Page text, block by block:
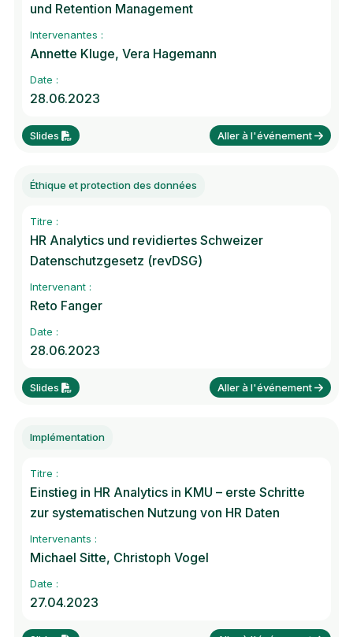
und Retention Management
Intervenantes :
Annette Kluge, Vera Hagemann
Date :
28.06.2023
Slides Aller à l'événement
Éthique et protection des données
Titre :
HR Analytics und revidiertes Schweizer
Datenschutzgesetz (revDSG)
Intervenant :
Reto Fanger
Date :
28.06.2023
Slides Aller à l'événement
Implémentation
Titre :
Einstieg in HR Analytics in KMU – erste Schritte
zur systematischen Nutzung von HR Daten
Intervenants :
Michael Sitte, Christoph Vogel
Date :
27.04.2023